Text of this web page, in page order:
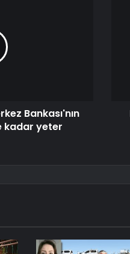
Bankası'nın
kadar yeter